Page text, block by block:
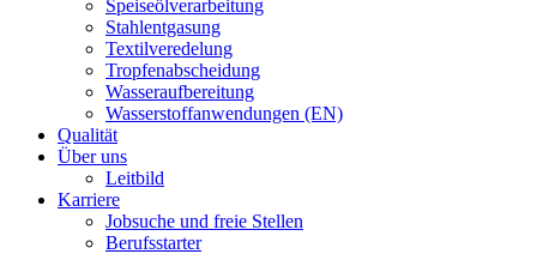
Speiseölverarbeitung
Stahlentgasung
Textilveredelung
Tropfenabscheidung
Wasseraufbereitung
Wasserstoffanwendungen (EN)
Qualität
Über uns
Leitbild
Karriere
Jobsuche und freie Stellen
Berufsstarter